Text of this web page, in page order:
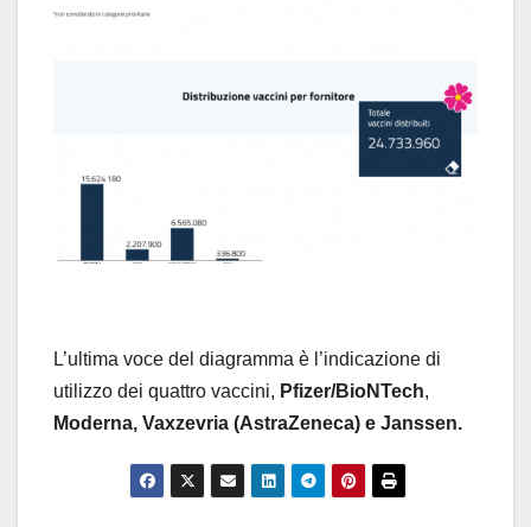
L’ultima voce del diagramma è l’indicazione di
utilizzo dei quattro vaccini, Pfizer/BioNTech,
Moderna, Vaxzevria (AstraZeneca) e Janssen.